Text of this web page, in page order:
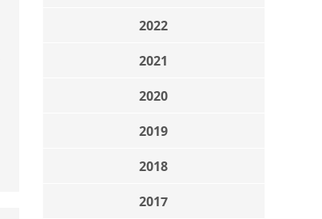
2022
2021
2020
2019
2018
2017